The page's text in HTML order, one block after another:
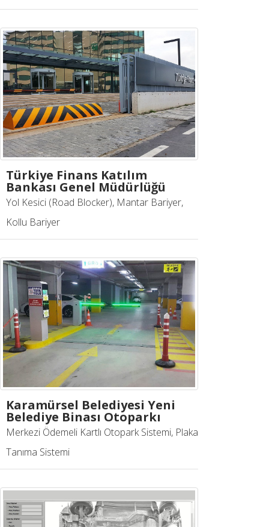
Türkiye Finans Katılım
Bankası Genel Müdürlüğü
Yol Kesici (Road Blocker), Mantar Bariyer,
Kollu Bariyer
Karamürsel Belediyesi Yeni
Belediye Binası Otoparkı
Merkezi Ödemeli Kartlı Otopark Sistemi, Plaka
Tanıma Sistemi